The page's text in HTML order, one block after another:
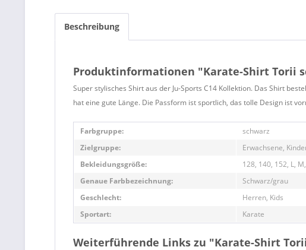
Beschreibung
Produktinformationen "Karate-Shirt Torii
Super stylisches Shirt aus der Ju-Sports C14 Kollektion. Das Shirt
hat eine gute Länge. Die Passform ist sportlich, das tolle Design ist
Farbgruppe:
schwarz
Zielgruppe:
Erwachsene,
Bekleidungsgröße:
128, 140, 152, L, M,
Genaue Farbbezeichnung:
Schwarz/grau
Geschlecht:
Herren, Kids
Sportart:
Karate
Weiterführende Links zu "Karate-Shirt